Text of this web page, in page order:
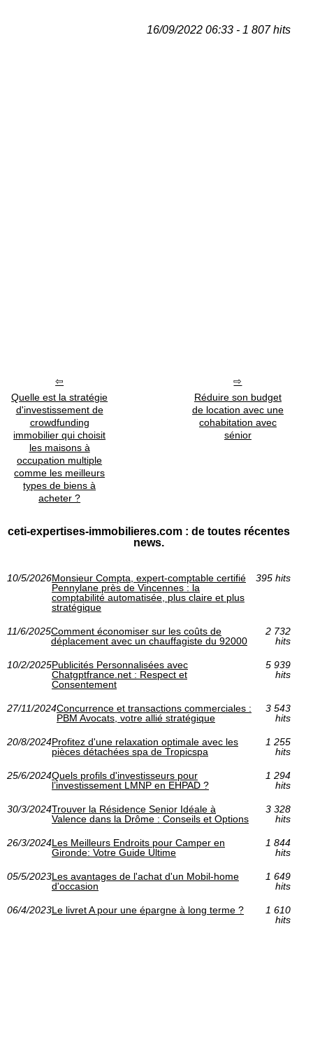
16/09/2022 06:33 - 1 807 hits
Quelle est la stratégie
d'investissement de
crowdfunding
immobilier qui choisit
les maisons à
occupation multiple
comme les meilleurs
types de biens à
acheter ?
Réduire son budget
de location avec une
cohabitation avec
sénior
ceti-expertises-immobilieres.com : de toutes récentes
news.
10/5/2026Monsieur Compta, expert-comptable certifié
Pennylane près de Vincennes : la
comptabilité automatisée, plus claire et plus
stratégique
395 hits
11/6/2025Comment économiser sur les coûts de
déplacement avec un chauffagiste du 92000
2 732
hits
10/2/2025Publicités Personnalisées avec
Chatgptfrance.net : Respect et
Consentement
5 939
hits
27/11/2024Concurrence et transactions commerciales :
PBM Avocats, votre allié stratégique
3 543
hits
20/8/2024Profitez d'une relaxation optimale avec les
pièces détachées spa de Tropicspa
1 255
hits
25/6/2024Quels profils d'investisseurs pour
l’investissement LMNP en EHPAD ?
1 294
hits
30/3/2024Trouver la Résidence Senior Idéale à
Valence dans la Drôme : Conseils et Options
3 328
hits
26/3/2024Les Meilleurs Endroits pour Camper en
Gironde: Votre Guide Ultime
1 844
hits
05/5/2023Les avantages de l'achat d'un Mobil-home
d'occasion
1 649
hits
06/4/2023Le livret A pour une épargne à long terme ?
1 610
hits